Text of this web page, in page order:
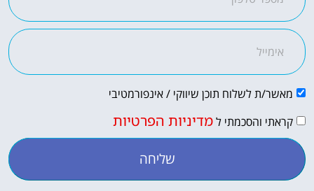
מאשר/ת לשלוח תוכן שיווקי / אינפורמטיבי
קראתי והסכמתי למדיניות הפרטיות
שליחה